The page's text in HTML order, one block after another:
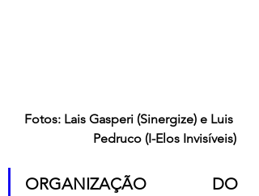
Fotos: Lais Gasperi (Sinergize) e Luis
Pedruco (I-Elos Invisíveis)
ORGANIZAÇÃO DO